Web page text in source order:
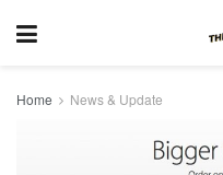
Home News & Update